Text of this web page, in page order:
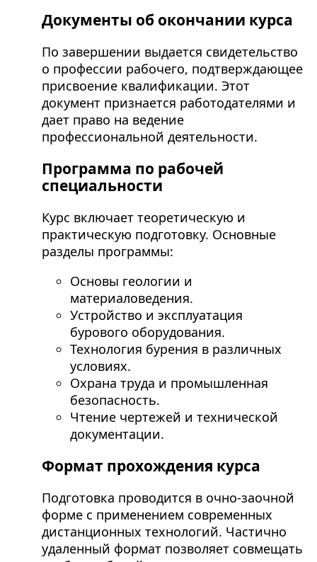
Документы об окончании курса
По завершении выдается свидетельство
о профессии рабочего, подтверждающее
присвоение квалификации. Этот
документ признается работодателями и
дает право на ведение
профессиональной деятельности.
Программа по рабочей
специальности
Курс включает теоретическую и
практическую подготовку. Основные
разделы программы:
Основы геологии и
материаловедения.
Устройство и эксплуатация
бурового оборудования.
Технология бурения в различных
условиях.
Охрана труда и промышленная
безопасность.
Чтение чертежей и технической
документации.
Формат прохождения курса
Подготовка проводится в очно-заочной
форме с применением современных
дистанционных технологий. Частично
удаленный формат позволяет совмещать